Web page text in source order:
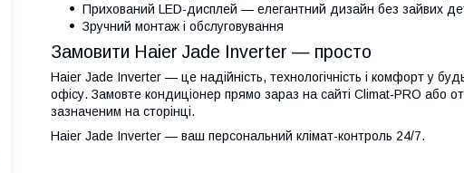
Прихований LED-дисплей — елегантний дизайн без зайвих
Зручний монтаж і обслуговування
Замовити Haier Jade Inverter — просто
Haier Jade Inverter — це надійність, технологічність і комфорт у
офісу. Замовте кондиціонер прямо зараз на сайті Climat-PRO або
зазначеним на сторінці.
Haier Jade Inverter — ваш персональний клімат-контроль 24/7.